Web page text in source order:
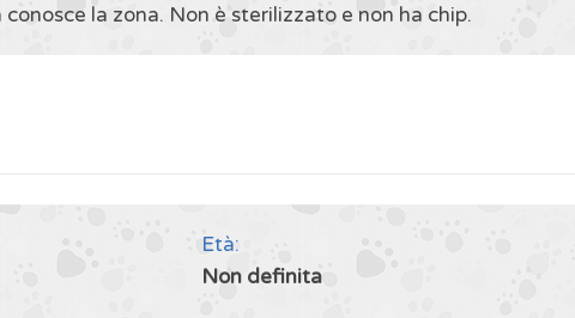
la zona. Non è sterilizzato e non ha chip.
Età:
Non definita